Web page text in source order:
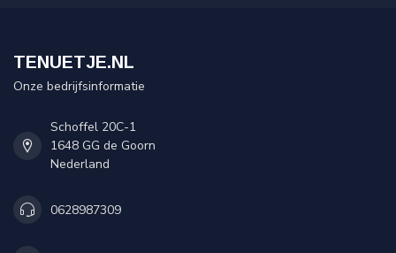
TENUETJE.NL
Onze bedrijfsinformatie
Schoffel 20C-1
1648 GG de Goorn
Nederland
0628987309